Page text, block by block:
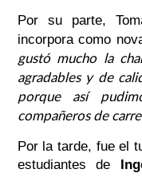
Por su parte,
incorpora como
gustó mucho la
agradables y de
porque así
compañeros de
Por la tarde, fue el
estudiantes de